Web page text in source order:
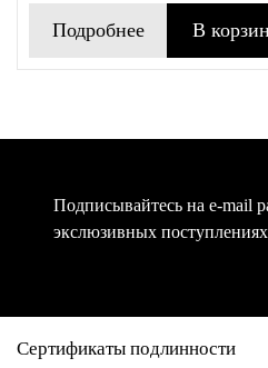
Подробнее В
Подписывайтесь на e-mail
экслюзивных
Сертификаты подлинности